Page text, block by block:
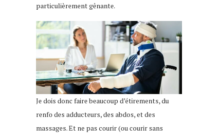
particulièrement gênante.
Je dois donc faire beaucoup d’étirements, du
renfo des adducteurs, des abdos, et des
massages. Et ne pas courir (ou courir sans